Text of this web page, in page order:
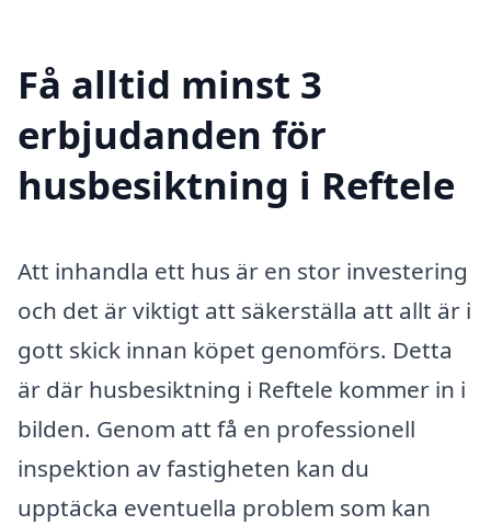
Få alltid minst 3
erbjudanden för
husbesiktning i Reftele
Att inhandla ett hus är en stor investering
och det är viktigt att säkerställa att allt är i
gott skick innan köpet genomförs. Detta
är där husbesiktning i Reftele kommer in i
bilden. Genom att få en professionell
inspektion av fastigheten kan du
upptäcka eventuella problem som kan